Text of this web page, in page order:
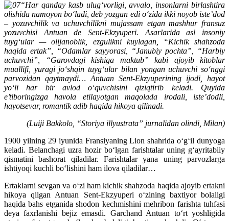
“Har qanday kasb ulug‘vorligi, avvalo, insonlarni birlashtira
olishida namoyon bo‘ladi, deb yozgan edi o‘zida ikki noyob iste’dod
– yozuvchilik va uchuvchilikni mujassam etgan mashhur fransuz
yozuvchisi Antuan de Sent-Ekzyuperi. Asarlarida asl insoniy
tuyg‘ular — olijanoblik, ezgulikni kuylagan, “Kichik shahzoda
haqida ertak”, “Odamlar sayyorasi, “Janubiy pochta”, “Harbiy
uchuvchi”, “Garovdagi kishiga maktub” kabi ajoyib kitoblar
muallifi, yuragi jo‘shqin tuyg‘ular bilan yongan uchuvchi so‘nggi
parvozidan qaytmaydi… Antuan Sent-Ekzyuperining ijodi, hayot
yo‘li har bir avlod o‘quvchisini qiziqtirib keladi. Quyida
e’tiboringizga havola etilayotgan maqolada irodali, iste’dodli,
hayotsevar, romantik adib haqida hikoya qilinadi.
(Luiji Bakkolo, “Storiya illyustrata” jurnalidan olindi, Milan)
1900 yilning 29 iyunida Fransiyaning Lion shahrida o‘g‘il dunyoga
keladi. Belanchagi uzra hozir bo‘lgan farishtalar uning g‘ayritabiiy
qismatini bashorat qiladilar. Farishtalar yana uning parvozlarga
ishtiyoqi kuchli bo‘lishini ham ilova qiladilar…
Ertaklarni sevgan va o‘zi ham kichik shahzoda haqida ajoyib ertakni
hikoya qilgan Antuan Sent-Ekzyuperi o‘zining baxtiyor bolaligi
haqida bahs etganida shodon kechmishini mehribon farishta tuhfasi
deya faxrlanishi bejiz emasdi. Garchand Antuan to‘rt yoshligida